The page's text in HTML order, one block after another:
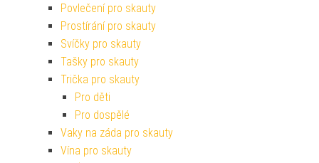
Povlečení pro skauty
Prostírání pro skauty
Svíčky pro skauty
Tašky pro skauty
Trička pro skauty
Pro děti
Pro dospělé
Vaky na záda pro skauty
Vína pro skauty